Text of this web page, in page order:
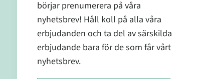
komponent
hälsa och
Hjälpämne:
produktens
Fri från
börjar prenumerera på våra
nyhetsbrev! Håll koll på alla våra
erbjudanden och ta del av särskilda
erbjudande bara för de som får vårt
nyhetsbrev.